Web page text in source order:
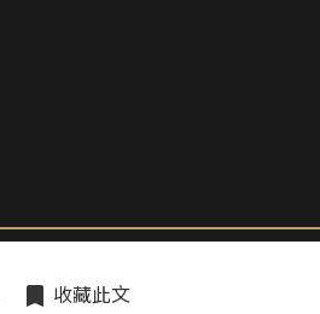
收藏此文